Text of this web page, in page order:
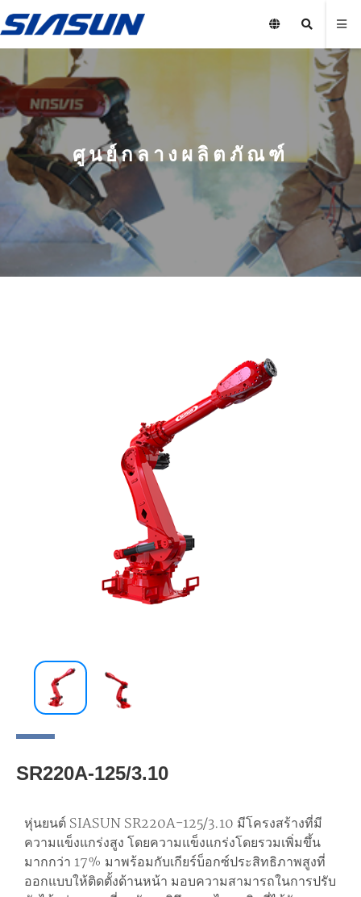
ศูนย์กลางผลิตภัณฑ์
SR220A-125/3.10
หุ่นยนต์ SIASUN SR220A-125/3.10 มีโครงสร้างที่มี
ความแข็งแกร่งสูง โดยความแข็งแกร่งโดยรวมเพิ่มขึ้น
มากกว่า 17% มาพร้อมกับเกียร์บ็อกซ์ประสิทธิภาพสูงที่
ออกแบบให้ติดตั้งด้านหน้า มอบความสามารถในการปรับ